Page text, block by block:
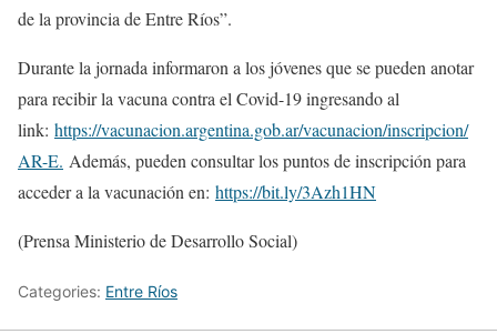
de la provincia de Entre Ríos”.
Durante la jornada informaron a los jóvenes que se pueden anotar
para recibir la vacuna contra el Covid-19 ingresando al
link: https://vacunacion.argentina.gob.ar/vacunacion/inscripcion/
AR-E. Además, pueden consultar los puntos de inscripción para
acceder a la vacunación en: https://bit.ly/3Azh1HN
(Prensa Ministerio de Desarrollo Social)
Categories: Entre Ríos